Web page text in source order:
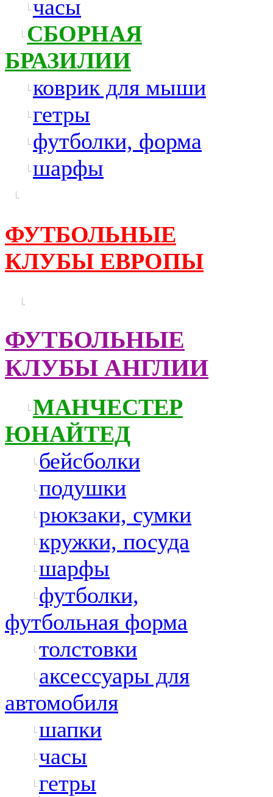
часы
СБОРНАЯ
БРАЗИЛИИ
коврик для мыши
гетры
футболки, форма
шарфы
ФУТБОЛЬНЫЕ
КЛУБЫ ЕВРОПЫ
ФУТБОЛЬНЫЕ
КЛУБЫ АНГЛИИ
МАНЧЕСТЕР
ЮНАЙТЕД
бейсболки
подушки
рюкзаки, сумки
кружки, посуда
шарфы
футболки,
футбольная форма
толстовки
аксессуары для
автомобиля
шапки
часы
гетры